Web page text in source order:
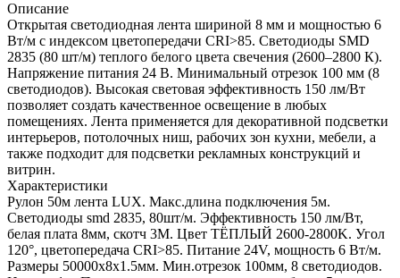
Описание
Открытая светодиодная лента шириной 8 мм и мощностью 6
Вт/м с индексом цветопередачи CRI>85. Светодиоды SMD
2835 (80 шт/м) теплого белого цвета свечения (2600–2800 К).
Напряжение питания 24 В. Минимальный отрезок 100 мм (8
светодиодов). Высокая световая эффективность 150 лм/Вт
позволяет создать качественное освещение в любых
помещениях. Лента применяется для декоративной подсветки
интерьеров, потолочных ниш, рабочих зон кухни, мебели, а
также подходит для подсветки рекламных конструкций и
витрин.
Характеристики
Рулон 50м лента LUX. Макс.длина подключения 5м.
Светодиоды smd 2835, 80шт/м. Эффективность 150 лм/Вт,
белая плата 8мм, скотч 3М. Цвет ТЁПЛЫЙ 2600-2800K. Угол
120°, цветопередача CRI>85. Питание 24V, мощность 6 Вт/м.
Размеры 50000х8х1.5мм. Мин.отрезок 100мм, 8 светодиодов.